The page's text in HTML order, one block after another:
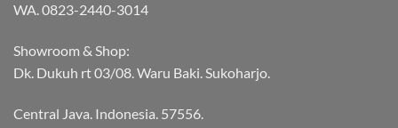
WA.0823-2440-3014
Showroom & Shop:
Dk. Dukuh rt 03/08. Waru Baki. Sukoharjo.
Central Java. Indonesia. 57556.